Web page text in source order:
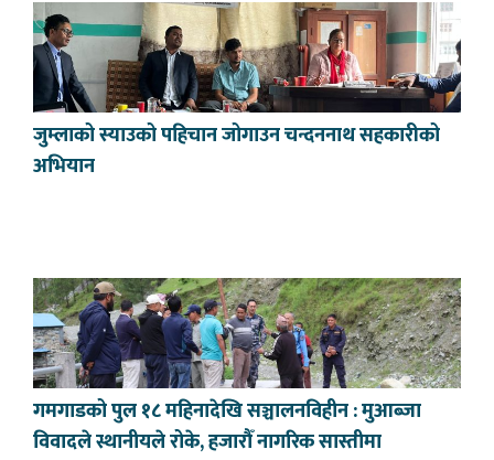
जुम्लाको स्याउको पहिचान जोगाउन चन्दननाथ सहकारीको
अभियान
गमगाडको पुल १८ महिनादेखि सञ्चालनविहीन : मुआब्जा
विवादले स्थानीयले रोके, हजारौँ नागरिक सास्तीमा